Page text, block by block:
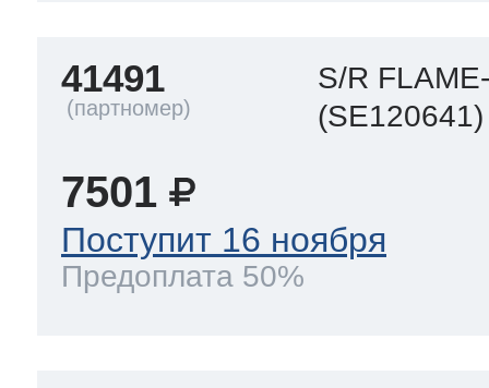
41491
S/R
(SE120641)
7501
Поступит 16 ноября
Предоплата 50%